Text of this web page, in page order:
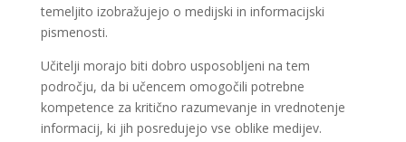
temeljito izobražujejo o medijski in informacijski
pismenosti.
Učitelji morajo biti dobro usposobljeni na tem
področju, da bi učencem omogočili potrebne
kompetence za kritično razumevanje in vrednotenje
informacij, ki jih posredujejo vse oblike medijev.